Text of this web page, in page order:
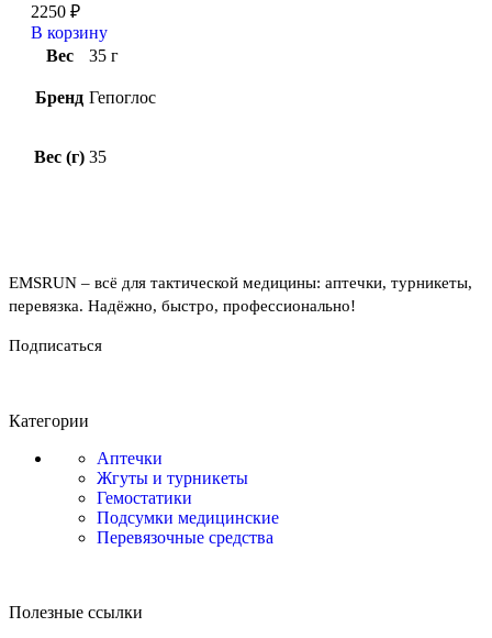
2250 ₽
В корзину
Вес
35 г
Бренд Гепоглос
Вес (г) 35
EMSRUN – всё для тактической медицины: аптечки, турникеты,
перевязка. Надёжно, быстро, профессионально!
Подписаться
Категории
Аптечки
Жгуты и турникеты
Гемостатики
Подсумки медицинские
Перевязочные средства
Полезные ссылки